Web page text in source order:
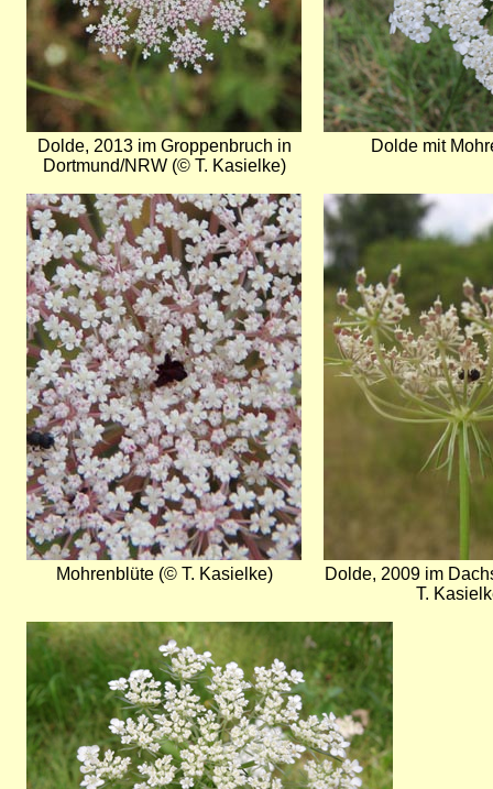
Dolde, 2013 im Groppenbruch in
Dortmund/NRW (© T. Kasielke)
Dolde mit
Bild
Mohrenblüte (© T. Kasielke)
Bild
Dolde, 2009 im
T.
Bild